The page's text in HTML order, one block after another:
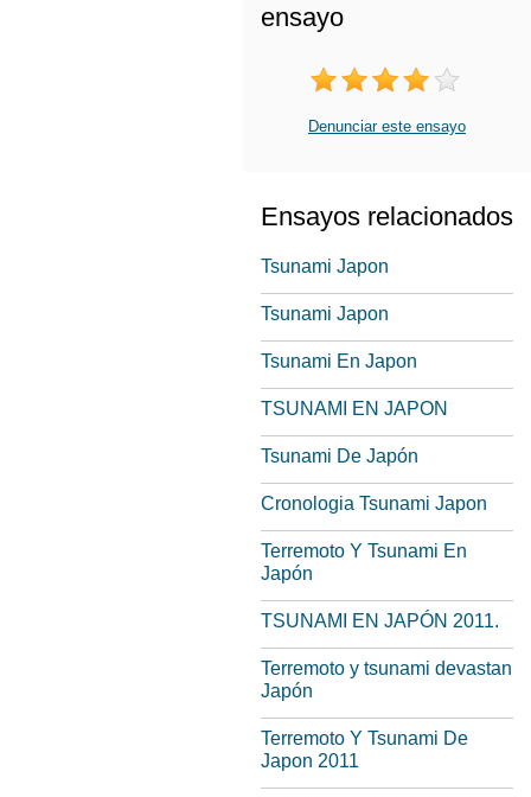
ensayo
Denunciar este ensayo
Ensayos relacionados
Tsunami Japon
Tsunami Japon
Tsunami En Japon
TSUNAMI EN JAPON
Tsunami De Japón
Cronologia Tsunami Japon
Terremoto Y Tsunami En
Japón
TSUNAMI EN JAPÓN 2011.
Terremoto y tsunami devastan
Japón
Terremoto Y Tsunami De
Japon 2011